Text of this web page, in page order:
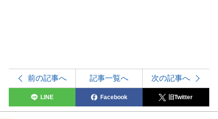
前の記事へ 記事一覧へ 次の記事へ
LINE Facebook 旧Twitter